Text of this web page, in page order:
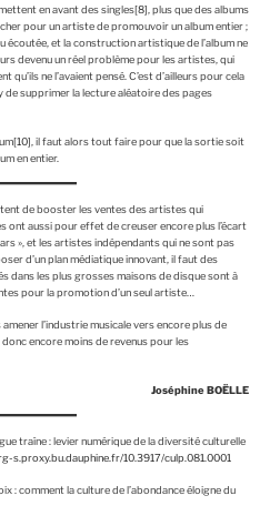
en avant des singles[8] , plus que des albums
pour un artiste de promouvoir un album entier ;
écoutée, et la construction artistique de l’album ne
devenu un réel problème pour les artistes, qui
ne l’avaient pensé. C’est d’ailleurs pour cela
de supprimer la lecture aléatoire des pages
[10] , il faut alors tout faire pour que la sortie soit
en entier.
de booster les ventes des artistes qui
ont aussi pour effet de creuser encore plus l’écart
», et les artistes indépendants qui ne sont pas
d’un plan médiatique innovant, il faut des
dans les plus grosses maisons de disque sont à
pour la promotion d’un seul artiste…
l’industrie musicale vers encore plus de
encore moins de revenus pour les
Joséphine BOËLLE
traîne : levier numérique de la diversité culturelle
s.proxy.bu.dauphine.fr/10.3917/culp.081.0001
: comment la culture de l’abondance éloigne du